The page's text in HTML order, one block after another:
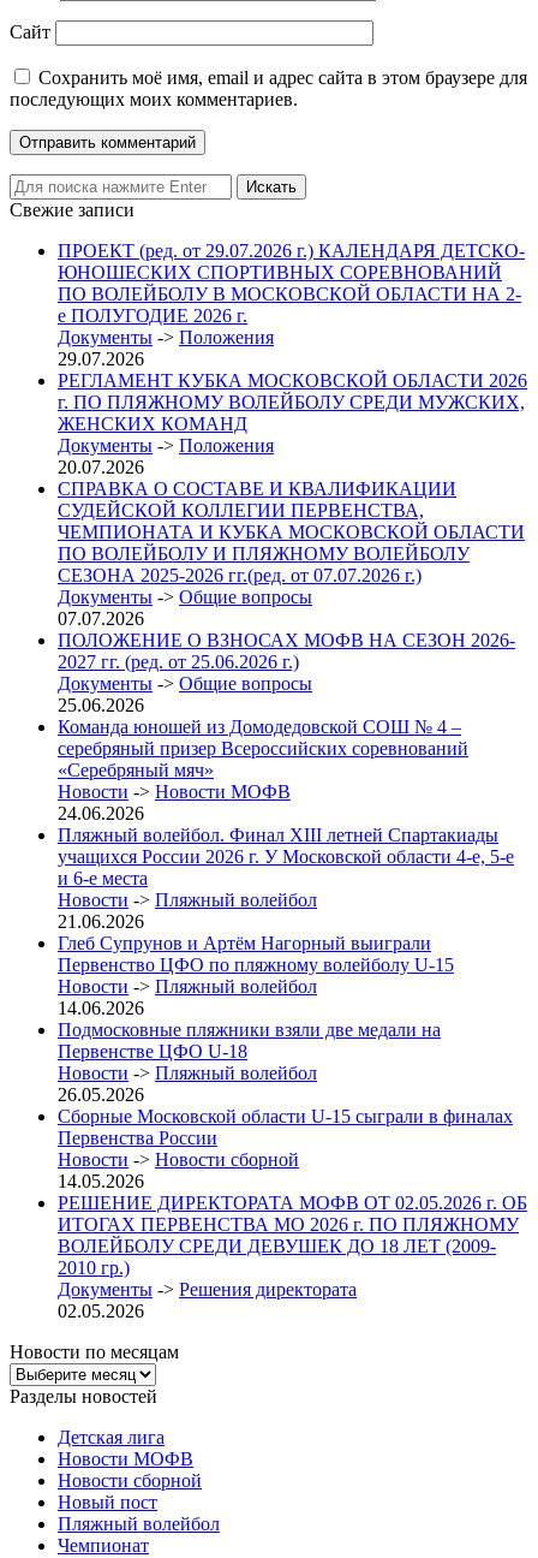
Сайт
Сохранить моё имя, email и адрес сайта в этом браузере для
последующих моих комментариев.
Свежие записи
ПРОЕКТ (ред. от 29.07.2026 г.) КАЛЕНДАРЯ ДЕТСКО-
ЮНОШЕСКИХ СПОРТИВНЫХ СОРЕВНОВАНИЙ
ПО ВОЛЕЙБОЛУ В МОСКОВСКОЙ ОБЛАСТИ НА 2-
е ПОЛУГОДИЕ 2026 г.
Документы -> Положения
29.07.2026
РЕГЛАМЕНТ КУБКА МОСКОВСКОЙ ОБЛАСТИ 2026
г. ПО ПЛЯЖНОМУ ВОЛЕЙБОЛУ СРЕДИ МУЖСКИХ,
ЖЕНСКИХ КОМАНД
Документы -> Положения
20.07.2026
СПРАВКА О СОСТАВЕ И КВАЛИФИКАЦИИ
СУДЕЙСКОЙ КОЛЛЕГИИ ПЕРВЕНСТВА,
ЧЕМПИОНАТА И КУБКА МОСКОВСКОЙ ОБЛАСТИ
ПО ВОЛЕЙБОЛУ И ПЛЯЖНОМУ ВОЛЕЙБОЛУ
СЕЗОНА 2025-2026 гг.(ред. от 07.07.2026 г.)
Документы -> Общие вопросы
07.07.2026
ПОЛОЖЕНИЕ О ВЗНОСАХ МОФВ НА СЕЗОН 2026-
2027 гг. (ред. от 25.06.2026 г.)
Документы -> Общие вопросы
25.06.2026
Команда юношей из Домодедовской СОШ № 4 –
серебряный призер Всероссийских соревнований
«Серебряный мяч»
Новости -> Новости МОФВ
24.06.2026
Пляжный волейбол. Финал XIII летней Спартакиады
учащихся России 2026 г. У Московской области 4-е, 5-е
и 6-е места
Новости -> Пляжный волейбол
21.06.2026
Глеб Супрунов и Артём Нагорный выиграли
Первенство ЦФО по пляжному волейболу U-15
Новости -> Пляжный волейбол
14.06.2026
Подмосковные пляжники взяли две медали на
Первенстве ЦФО U-18
Новости -> Пляжный волейбол
26.05.2026
Сборные Московской области U-15 сыграли в финалах
Первенства России
Новости -> Новости сборной
14.05.2026
РЕШЕНИЕ ДИРЕКТОРАТА МОФВ ОТ 02.05.2026 г. ОБ
ИТОГАХ ПЕРВЕНСТВА МО 2026 г. ПО ПЛЯЖНОМУ
ВОЛЕЙБОЛУ СРЕДИ ДЕВУШЕК ДО 18 ЛЕТ (2009-
2010 гр.)
Документы -> Решения директората
02.05.2026
Новости по месяцам
Новости
по
Разделы новостей
Детская лига
Новости МОФВ
Новости сборной
Новый пост
Пляжный волейбол
Чемпионат